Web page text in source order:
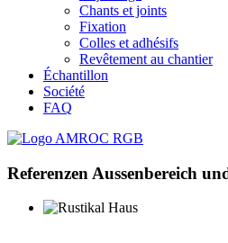
Chants et joints
Fixation
Colles et adhésifs
Revêtement au chantier
Échantillon
Société
FAQ
Referenzen Aussenbereich